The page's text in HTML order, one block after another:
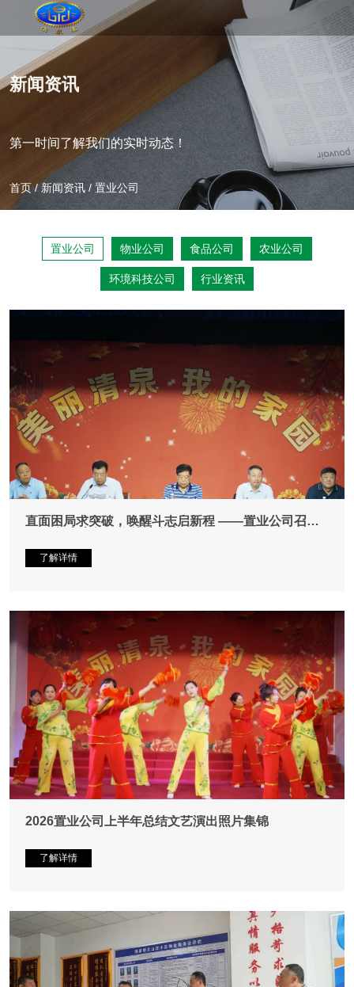
新闻资讯
第一时间了解我们的实时动态！
首页/新闻资讯 / 置业公司
置业公司 物业公司 食品公司 农业公司
环境科技公司 行业资讯
直面困局求突破，唤醒斗志启新程 ——置业公司召开
了解详情
2026置业公司上半年总结文艺演出照片集锦
了解详情